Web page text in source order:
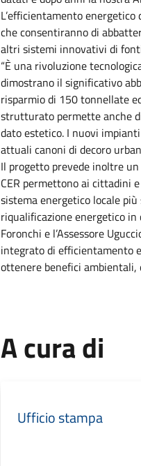
L’efficientamento
che consentiranno di
altri sistemi innovativi di
“È una rivoluzione
dimostrano il significativo
risparmio di 150 tonnellate
strutturato permette anche
dato estetico. I nuovi
attuali canoni di decoro
Il progetto prevede inoltre
CER permettono ai cittadini
sistema energetico locale
riqualificazione energetico
Foronchi e l’Assessore
integrato di efficientamento
ottenere benefici ambientali,
A cura di
Ufficio stampa